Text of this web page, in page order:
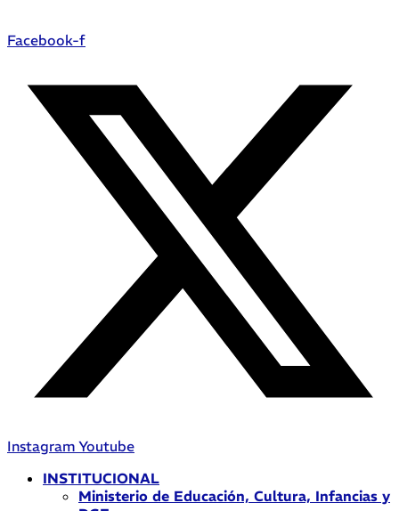
Facebook-f
Instagram Youtube
INSTITUCIONAL
Ministerio de Educación, Cultura, Infancias y